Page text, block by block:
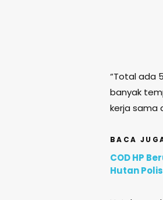
“Total ada
banyak
kerja sama
BACA
COD HP
Hutan